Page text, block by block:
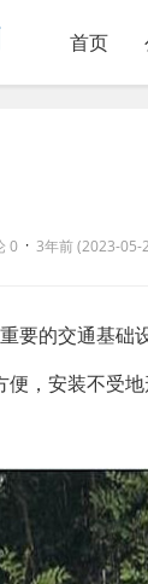
首页
0 · 3年前 (2023-05-
要的交通基
，安装不受